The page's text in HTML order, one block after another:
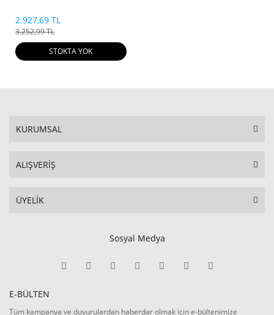
2.927,69 TL
3.252,99 TL
STOKTA YOK
KURUMSAL
ALIŞVERİŞ
ÜYELİK
Sosyal Medya
E-BÜLTEN
Tüm kampanya ve duyurulardan haberdar olmak için e-bültenimize